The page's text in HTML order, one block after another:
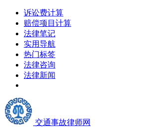
诉讼费计算
赔偿项目计算
法律笔记
实用导航
热门标签
法律咨询
法律新闻
交通事故律师网